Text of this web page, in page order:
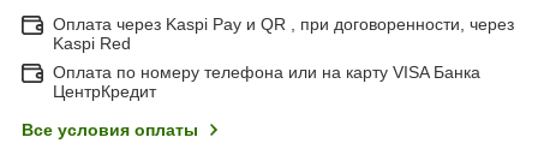
Оплата через Kaspi Pay и QR , при договоренности, через
Kaspi Red
Оплата по номеру телефона или на карту VISA Банка
ЦентрКредит
Все условия оплаты